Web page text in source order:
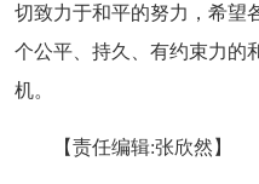
切致力于和平的努力，希望
个公平、持久、有约束力的
机。
【责任编辑:张欣然】